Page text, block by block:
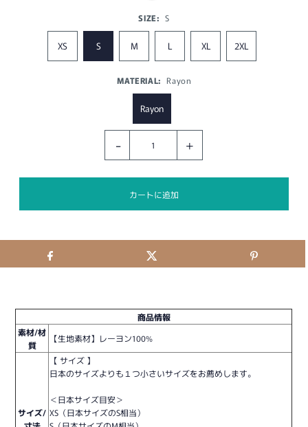
SIZE: S
XS S M L XL 2XL
MATERIAL: Rayon
Rayon
- +
商品情報
素材/材
質
【生地素材】レーヨン100%
サイズ/
【 サイズ 】
日本のサイズよりも１つ小さいサイズをお薦めします。
＜日本サイズ目安＞
XS（日本サイズのS相当）